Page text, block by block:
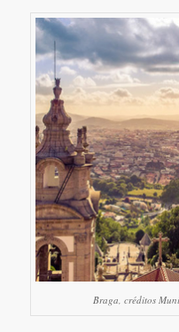
Braga, créditos